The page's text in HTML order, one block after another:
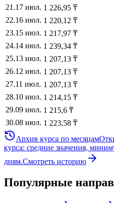
21 .17 июл. 1 226,95 ₸
22.16 июл. 1 220,12 ₸
23.15 июл. 1 217,97 ₸
24.14 июл. 1 239,34 ₸
25.13 июл. 1 207,13 ₸
26.12 июл. 1 207,13 ₸
27.11 июл. 1 207,13 ₸
28.10 июл. 1 214,15 ₸
29.09 июл. 1 215,6 ₸
30.08 июл. 1 223,58 ₸
Архив курса по месяцам
курса: средние значения,
дням.Смотреть историю
Популярные